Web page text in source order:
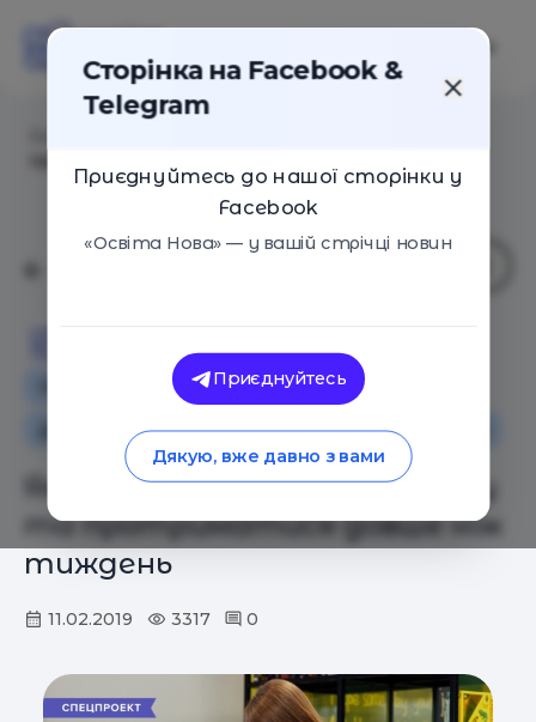
Освіта в Україні
Додаткова освіта для дітей
Homeschooling
Як знайти час на самоосвіту
та протриматися довше ніж
тиждень
11.02.2019 3317 0
Сторінка на Facebook &
Telegram
Приєднуйтесь до нашої сторінки у
Facebook
«Освіта Нова» — у вашій стрічці новин
Приєднуйтесь
Дякую, вже давно з вами